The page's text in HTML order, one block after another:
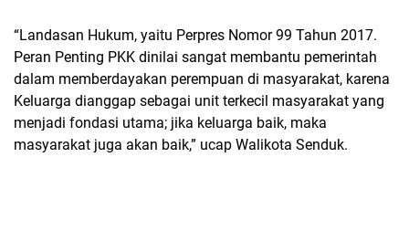
“​Landasan Hukum, yaitu Perpres Nomor 99 Tahun 2017.
Peran Penting PKK dinilai sangat membantu pemerintah
dalam memberdayakan perempuan di masyarakat, karena
Keluarga dianggap sebagai unit terkecil masyarakat yang
menjadi fondasi utama; jika keluarga baik, maka
masyarakat juga akan baik,” ucap Walikota Senduk.